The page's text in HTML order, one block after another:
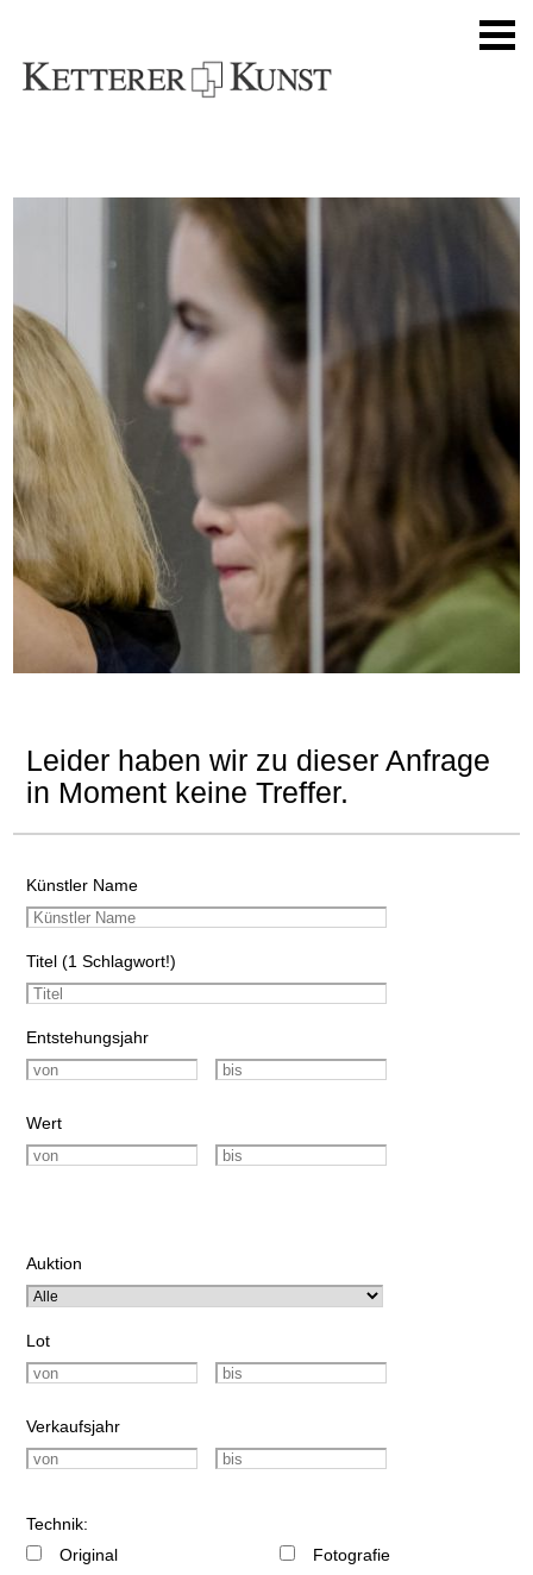
Leider haben wir zu dieser Anfrage
in Moment keine Treffer.
Künstler Name
Titel (1 Schlagwort!)
Entstehungsjahr
Wert
Auktion
Lot
Verkaufsjahr
Technik:
Original
Fotografie